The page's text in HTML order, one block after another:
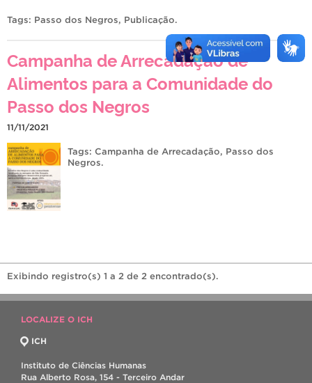
Tags: Passo dos Negros, Publicação.
Campanha de Arrecadação de
Alimentos para a Comunidade do
Passo dos Negros
11/11/2021
Tags:Campanha de Arrecadação, Passo dos
Negros.
Exibindo registro(s) 1 a 2 de 2 encontrado(s).
LOCALIZE O ICH
ICH
Instituto de Ciências Humanas
Rua Alberto Rosa, 154 - Terceiro Andar